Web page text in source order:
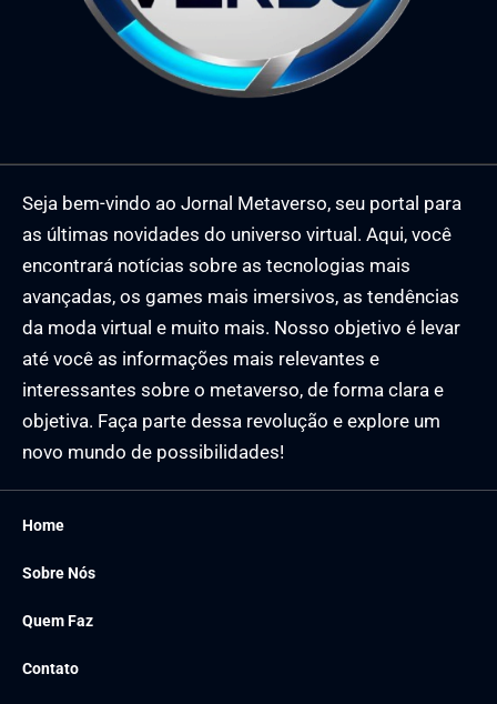
Seja bem-vindo ao Jornal Metaverso, seu portal para
as últimas novidades do universo virtual. Aqui, você
encontrará notícias sobre as tecnologias mais
avançadas, os games mais imersivos, as tendências
da moda virtual e muito mais. Nosso objetivo é levar
até você as informações mais relevantes e
interessantes sobre o metaverso, de forma clara e
objetiva. Faça parte dessa revolução e explore um
novo mundo de possibilidades!
Home
Sobre Nós
Quem Faz
Contato